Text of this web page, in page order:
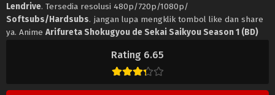
Rating 6.65
Lendrive. Tersedia resolusi 480p/720p/1080p/
Softsubs/Hardsubs. jangan lupa mengklik tombol like dan share
ya. Anime Arifureta Shokugyou de Sekai Saikyou Season 1 (BD)